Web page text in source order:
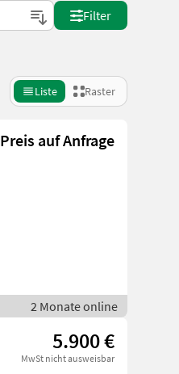
Filter
Liste Raster
Preis auf Anfrage
2 Monate online
5.900 €
MwSt nicht ausweisbar